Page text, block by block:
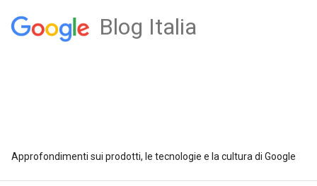
Blog Italia
Approfondimenti sui prodotti, le tecnologie e la cultura di Google